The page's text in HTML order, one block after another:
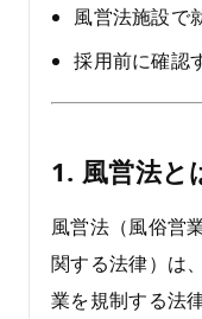
風営法施設で
採用前に確認
1. 風営法と
風営法（風俗営
関する法律）は
業を規制する法